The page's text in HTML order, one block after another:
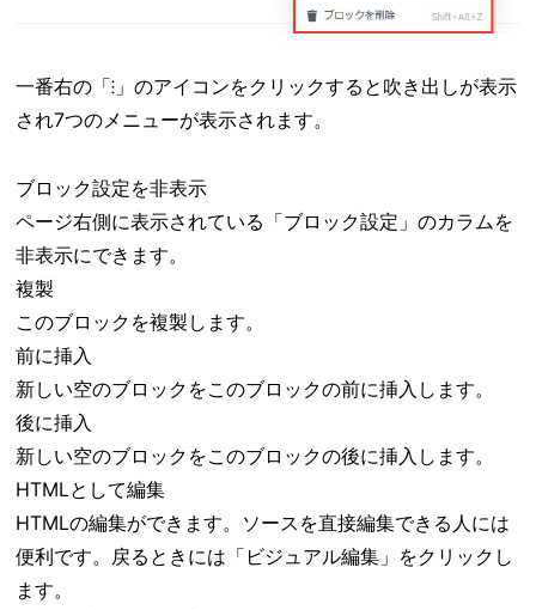
一番右の「⁝」のアイコンをクリックすると吹き出しが表示
され7つのメニューが表示されます。
ブロック設定を非表示
ページ右側に表示されている「ブロック設定」のカラムを
非表示にできます。
複製
このブロックを複製します。
前に挿入
新しい空のブロックをこのブロックの前に挿入します。
後に挿入
新しい空のブロックをこのブロックの後に挿入します。
HTMLとして編集
HTMLの編集ができます。ソースを直接編集できる人には
便利です。戻るときには「ビジュアル編集」をクリックし
ます。